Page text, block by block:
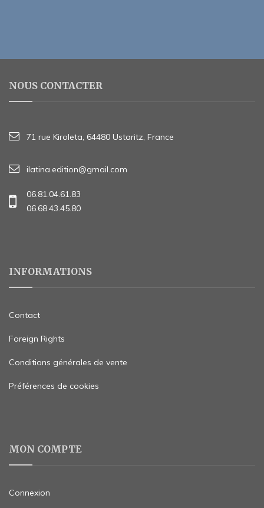
NOUS CONTACTER
71 rue Kiroleta, 64480 Ustaritz, France
ilatina.edition@gmail.com
06.81.04.61.83
06.68.43.45.80
INFORMATIONS
Contact
Foreign Rights
Conditions générales de vente
Préférences de cookies
MON COMPTE
Connexion